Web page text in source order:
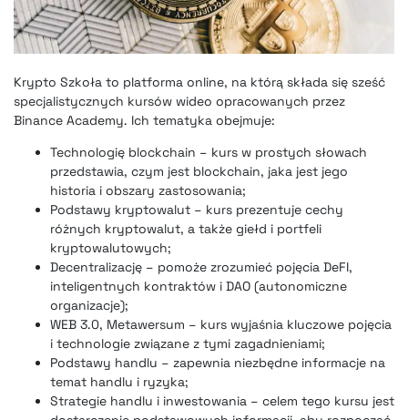
Krypto Szkoła to platforma online, na którą składa się sześć
specjalistycznych kursów wideo opracowanych przez
Binance Academy. Ich tematyka obejmuje:
Technologię blockchain – kurs w prostych słowach
przedstawia, czym jest blockchain, jaka jest jego
historia i obszary zastosowania;
Podstawy kryptowalut – kurs prezentuje cechy
różnych kryptowalut, a także giełd i portfeli
kryptowalutowych;
Decentralizację – pomoże zrozumieć pojęcia DeFI,
inteligentnych kontraktów i DAO (autonomiczne
organizacje);
WEB 3.0, Metawersum – kurs wyjaśnia kluczowe pojęcia
i technologie związane z tymi zagadnieniami;
Podstawy handlu – zapewnia niezbędne informacje na
temat handlu i ryzyka;
Strategie handlu i inwestowania – celem tego kursu jest